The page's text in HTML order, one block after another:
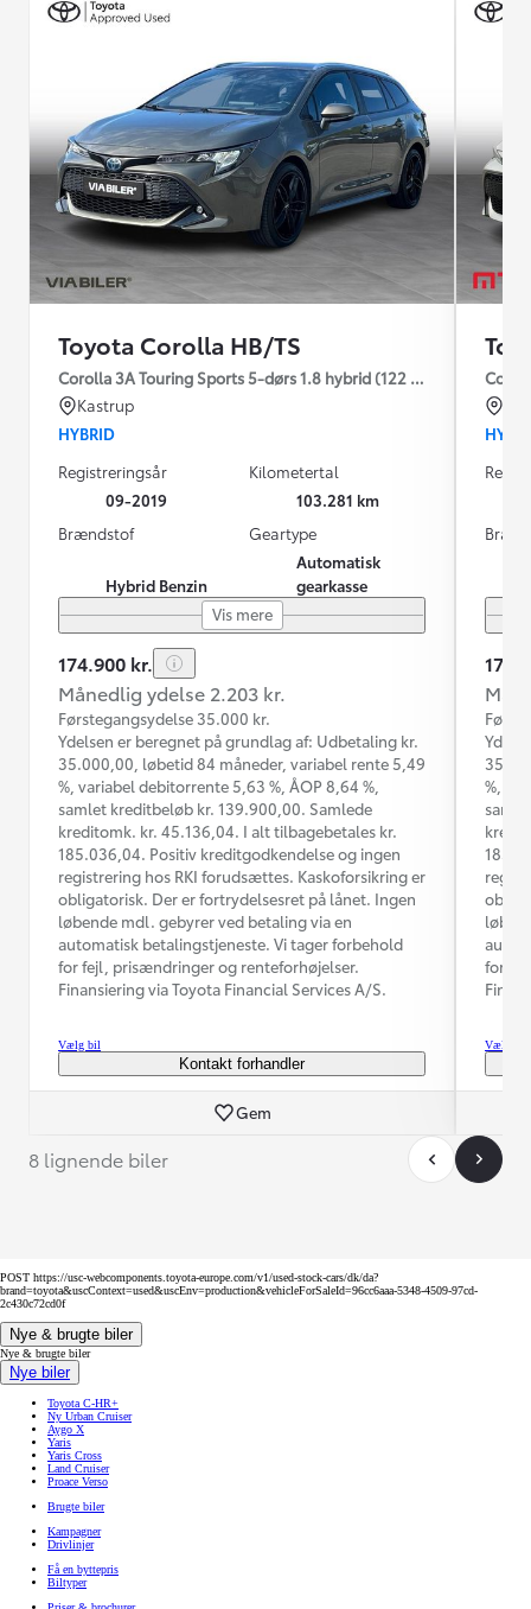
Toyota Corolla HB/TS
Corolla 3A Touring Sports 5-dørs 1.8 hybrid (122 hk) aut. gear
Kastrup
HYBRID
Registreringsår
09-2019
Kilometertal
103.281 km
Brændstof
Hybrid Benzin
Geartype
Automatisk
gearkasse
Vis mere
174.900 kr.
Månedlig ydelse 2.203 kr.
Førstegangsydelse 35.000 kr.
Ydelsen er beregnet på grundlag af: Udbetaling kr.
35.000,00, løbetid 84 måneder, variabel rente 5,49
%, variabel debitorrente 5,63 %, ÅOP 8,64 %,
samlet kreditbeløb kr. 139.900,00. Samlede
kreditomk. kr. 45.136,04. I alt tilbagebetales kr.
185.036,04. Positiv kreditgodkendelse og ingen
registrering hos RKI forudsættes. Kaskoforsikring er
obligatorisk. Der er fortrydelsesret på lånet. Ingen
løbende mdl. gebyrer ved betaling via en
automatisk betalingstjeneste. Vi tager forbehold
for fejl, prisændringer og renteforhøjelser.
Finansiering via Toyota Financial Services A/S.
Vælg bil
Kontakt forhandler
Gem
%,
for
Vælg bil
8 lignende biler
POST https://usc-webcomponents.toyota-europe.com/v1/used-stock-cars/dk/da?
brand=toyota&uscContext=used&uscEnv=production&vehicleForSaleId=96cc6aaa-5348-4509-97cd-
2c430c72cd0f
Nye & brugte biler
Nye & brugte biler
Nye biler
Toyota C-HR+
Ny Urban Cruiser
Aygo X
Yaris
Yaris Cross
Land Cruiser
Proace Verso
Brugte biler
Kampagner
Drivlinjer
Få en byttepris
Biltyper